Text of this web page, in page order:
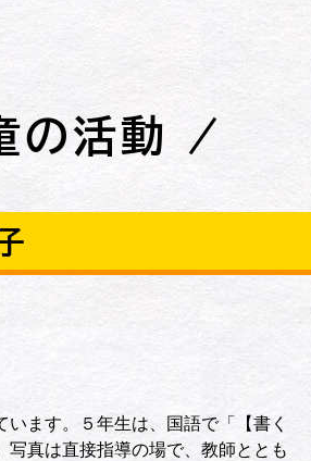
の活動
ます。５年生は、国語で「【書く
真は直接指導の場で、教師ととも